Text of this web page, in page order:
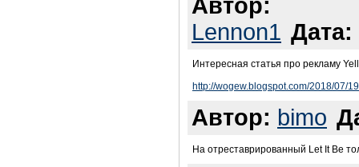
Автор:
Lennon1 Дата:
Интересная статья про рекламу
http://wogew.blogspot.com/2018/07/
Автор: bimo
На отреставрированный Let It Be